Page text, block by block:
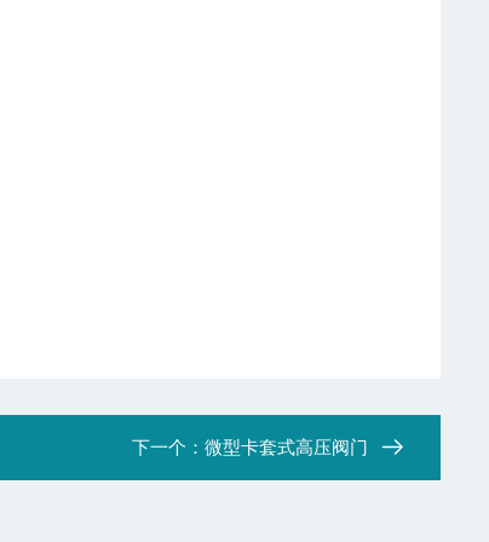
下一个： 微型卡套式高压阀门